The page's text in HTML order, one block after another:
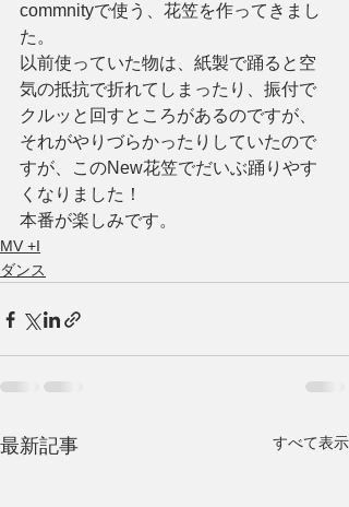
commnityで使う、花笠を作ってきまし
た。
以前使っていた物は、紙製で踊ると空
気の抵抗で折れてしまったり、振付で
クルッと回すところがあるのですが、
それがやりづらかったりしていたので
すが、このNew花笠でだいぶ踊りやす
くなりました！
本番が楽しみです。
MV +I
ダンス
最新記事 すべて表示